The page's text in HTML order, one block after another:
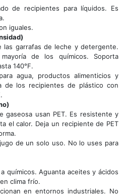
de recipientes para líquidos. Es
iguales.
las garrafas de leche y detergente.
de los químicos. Soporta
140°F.
agua, productos alimenticios y
de los recipientes de plástico con
gaseosa usan PET. Es resistente y
el calor. Deja un recipiente de PET
de un solo uso. No lo uses para
químicos. Aguanta aceites y ácidos
clima frío.
en entornos industriales. No